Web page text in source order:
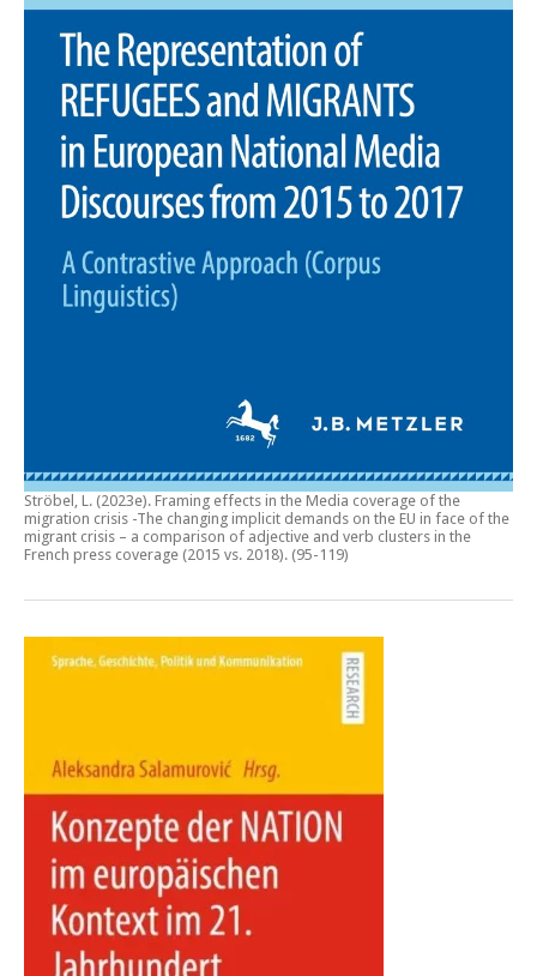
Ströbel, L. (2023e). Framing effects in the Media coverage of the
migration crisis -The changing implicit demands on the EU in face of the
migrant crisis – a comparison of adjective and verb clusters in the
French press coverage (2015 vs. 2018). (95-119)